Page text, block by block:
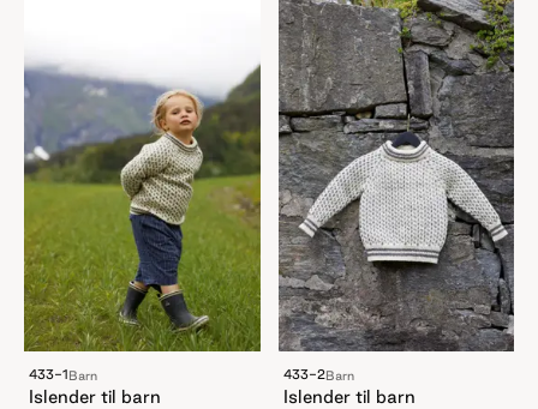
433-1Barn
Islender til barn
433-2Barn
Islender til barn